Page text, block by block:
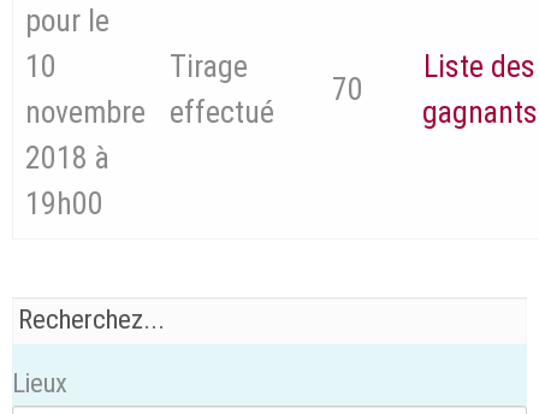
pour le
10
novembre
2018 à
19h00
Tirage
effectué
70
Liste des
gagnants
Lieux